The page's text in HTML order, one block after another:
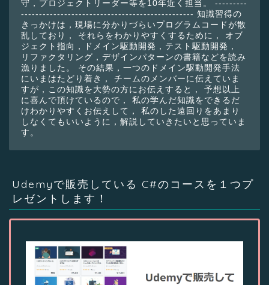
守，プロジェクトリーダー等を10年近く担当。 ---------
------------------------------------------------ 知識習得の
きっかけは，現場に分かりづらいプログラムコードが散
乱しており， それらをわかりやすくするために， オブ
ジェクト指向，ドメイン駆動開発，テスト駆動開発，
リファクタリング，デザインパターンの書籍などを読み
漁りました。 その結果，一つのドメイン駆動開発手法
にいまはたどり着き， チームのメンバーに伝えていま
すが，この知識を大勢の方にお伝えすると， 予想以上
に喜んで頂けているので， 私の学んだ知識をできるだ
けわかりやすくお伝えして， 私のした遠回りをあまり
しなくてもいいように，解説していきたいと思っていま
す。
Udemyで販売している C#のコースを１つプ
レゼントします！